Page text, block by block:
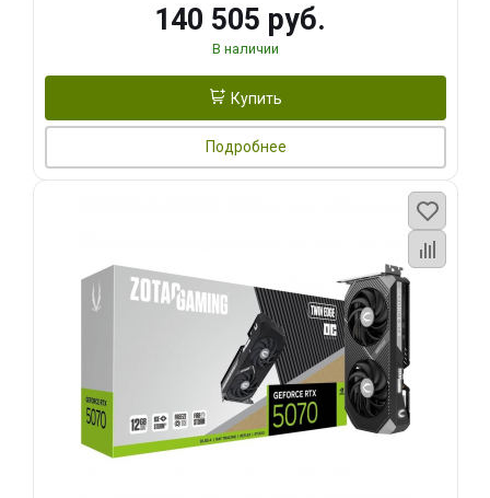
140 505 руб.
В наличии
Купить
Подробнее